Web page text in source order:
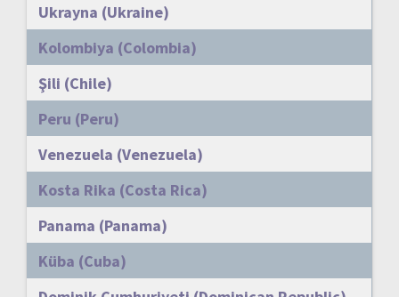
Ukrayna (Ukraine)
Kolombiya (Colombia)
Şili (Chile)
Peru (Peru)
Venezuela (Venezuela)
Kosta Rika (Costa Rica)
Panama (Panama)
Küba (Cuba)